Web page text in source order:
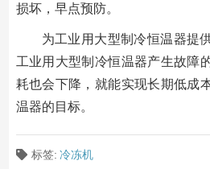
损坏，早点预防。
为工业用大型制冷恒温器提
工业用大型制冷恒温器产生故障
耗也会下降，就能实现长期低成
温器的目标。
标签: 冷冻机